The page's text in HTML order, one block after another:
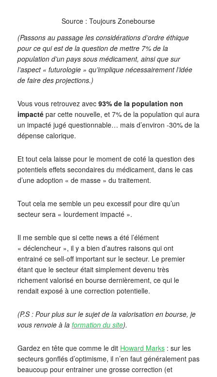
Source : Toujours Zonebourse
(Passons au passage les considérations d’ordre éthique
pour ce qui est de la question de mettre 7% de la
population d’un pays sous médicament, ainsi que sur
l’aspect « futurologie » qu’implique nécessairement l’idée
de faire des projections.)
Vous vous retrouvez avec 93% de la population non
impactépar cette nouvelle, et 7% de la population qui aura
un impacté jugé questionnable… mais d’environ -30% de la
dépense calorique.
Et tout cela laisse pour le moment de coté la question des
potentiels effets secondaires du médicament, dans le cas
d’une adoption « de masse » du traitement.
Tout cela me semble un peu excessif pour dire qu’un
secteur sera « lourdement impacté ».
Il me semble que si cette news a été l’élément
« déclencheur », il y a bien d’autres raisons qui ont
entrainé ce sell-off important sur le secteur. Le premier
étant que le secteur était simplement devenu très
richement valorisé en bourse dernièrement, ce qui le
rendait exposé à une correction potentielle.
(P.S : Pour plus sur le sujet de la valorisation en bourse, je
vous renvoie à la formation du site).
Gardez en tête que comme le dit Howard Marks: sur les
secteurs gonflés d’optimisme, il n’en faut généralement pas
beaucoup pour entrainer une grosse correction (et